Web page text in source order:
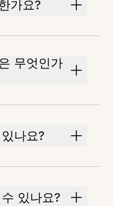
가요?
무엇인가
나요?
있나요?